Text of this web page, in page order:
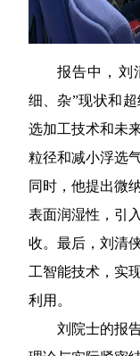
报告中，刘
细、杂”现状和
选加工技术和未
粒径和减小浮选
同时，他提出微
表面润湿性，引
收。最后，刘清
工智能技术，实
利用。
刘院士的报